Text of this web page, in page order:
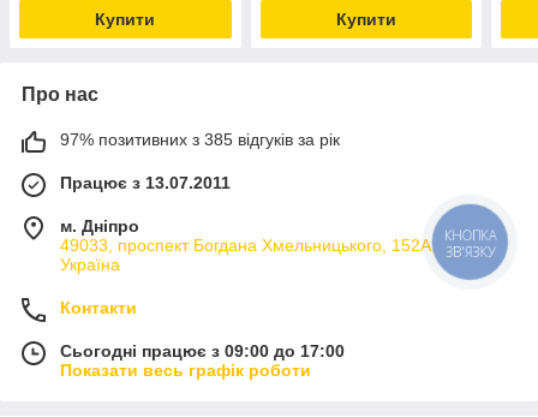
Купити Купити
Про нас
97% позитивних з 385 відгуків за рік
Працює з 13.07.2011
м. Дніпро
49033, проспект Богдана Хмельницького, 152А, Дніпро,
Україна
Контакти
Сьогодні працює з 09:00 до 17:00
Показати весь графік роботи
КНОПКА
ЗВ'ЯЗКУ